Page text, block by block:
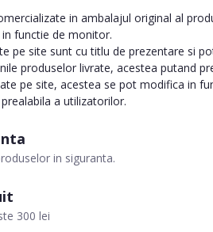
in siguranta.
300 lei
in ambalajul original al
functie de monitor.
pe site sunt cu titlu de prezentare si
produselor livrate, acestea putand
pe site, acestea se pot modifica in
a utilizatorilor.